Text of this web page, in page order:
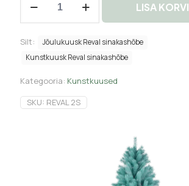
Reval
LISA KORVI
Silt:
Jõulukuusk Reval sinakashõbe
Kunstkuusk Reval sinakashõbe
Kategooria: Kunstkuused
SKU: REVAL 2S